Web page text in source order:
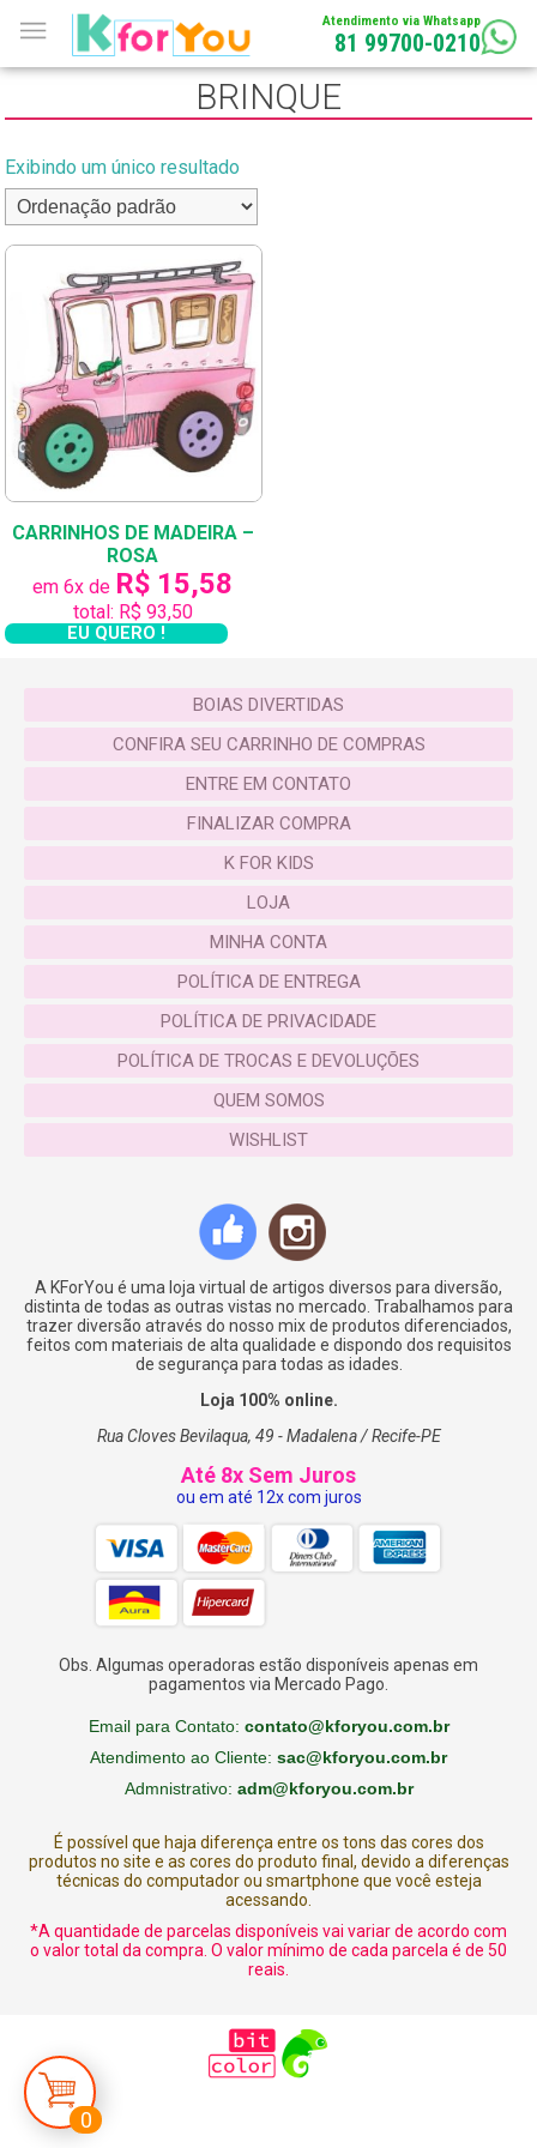
Atendimento via Whatsapp
81 99700-0210
0
BRINQUE
Exibindo um único resultado
CARRINHOS DE MADEIRA –
ROSA
em 6x de R$ 15,58
total: R$ 93,50
EU QUERO !
BOIAS DIVERTIDAS
CONFIRA SEU CARRINHO DE COMPRAS
ENTRE EM CONTATO
FINALIZAR COMPRA
K FOR KIDS
LOJA
MINHA CONTA
POLÍTICA DE ENTREGA
POLÍTICA DE PRIVACIDADE
POLÍTICA DE TROCAS E DEVOLUÇÕES
QUEM SOMOS
WISHLIST
A KForYou é uma loja virtual de artigos diversos para diversão,
distinta de todas as outras vistas no mercado. Trabalhamos para
trazer diversão através do nosso mix de produtos diferenciados,
feitos com materiais de alta qualidade e dispondo dos requisitos
de segurança para todas as idades.
Loja 100% online.
Rua Cloves Bevilaqua, 49 - Madalena / Recife-PE
Até 8x Sem Juros
ou em até 12x com juros
Obs. Algumas operadoras estão disponíveis apenas em
pagamentos via Mercado Pago.
Email para Contato: contato@kforyou.com.br
Atendimento ao Cliente: sac@kforyou.com.br
Admnistrativo: adm@kforyou.com.br
É possível que haja diferença entre os tons das cores dos
produtos no site e as cores do produto final, devido a diferenças
técnicas do computador ou smartphone que você esteja
acessando.
*A quantidade de parcelas disponíveis vai variar de acordo com
o valor total da compra. O valor mínimo de cada parcela é de 50
reais.